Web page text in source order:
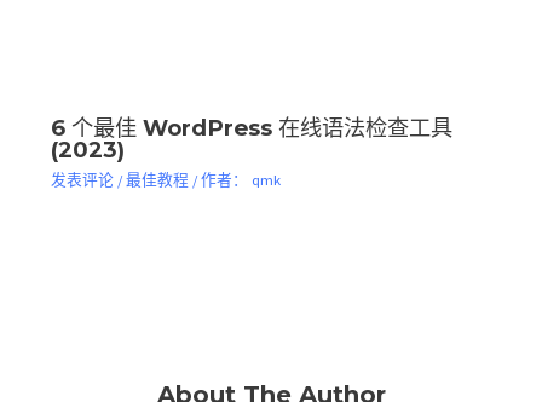
6 个最佳 WordPress 在线语法检查工具
(2023)
发表评论 /最佳教程 / 作者： qmk
About The Author